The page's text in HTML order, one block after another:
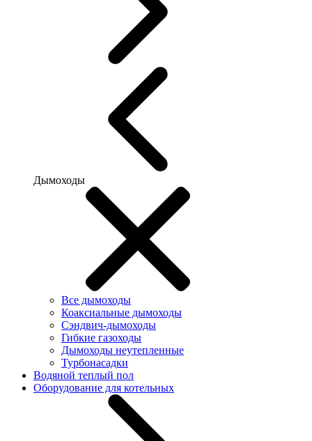
Дымоходы
Все дымоходы
Коаксиальные дымоходы
Сэндвич-дымоходы
Гибкие газоходы
Дымоходы неутепленные
Турбонасадки
Водяной теплый пол
Оборудование для котельных